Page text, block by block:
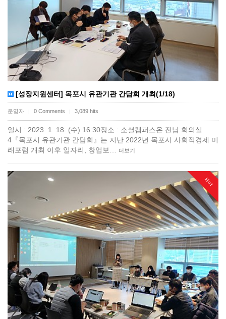
[성장지원센터] 목포시 유관기관 간담회 개최(1/18)
운영자 | 0 Comments | 3,089 hits
일시 : 2023. 1. 18. (수) 16:30장소 : 소셜캠퍼스온 전남 회의실
4『목포시 유관기관 간담회』는 지난 2022년 목포시 사회적경제 미
래포럼 개최 이후 일자리, 창업보…
더보기
Hot